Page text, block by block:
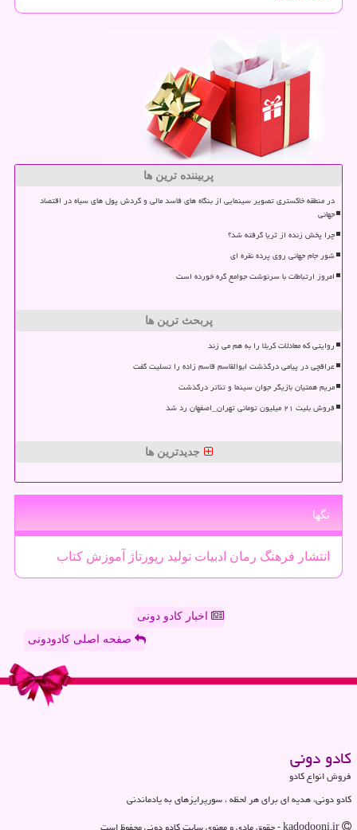
پربیننده ترین ها
در منطقه خاکستری تصویر سینمایی از بنگاه های فاسد مالی و گردش پول های سیاه در اقتصاد
جهانی
چرا پخش زنده از ثریا گرفته شد؟
شور جام جهانی روی پرده نقره ای
امروز ارتباطات با سرنوشت جوامع گره خورده است
پربحث ترین ها
روایتی که معادلات کربلا را به هم می زند
عراقچی در پیامی درگذشت ابوالقاسم قاسم زاده را تسلیت گفت
مریم همتیان بازیگر جوان سینما و تئاتر درگذشت
فروش بلیت ۲۱ میلیون تومانی تهران_اصفهان رد شد
جدیدترین ها
تگها
انتشار فرهنگ رمان ادبیات تولید رپورتاژ آموزش كتاب
اخبار کادو دونی
صفحه اصلی کادودونی
كادو دونی
فروش انواع کادو
کادو دونی، هدیه ای برای هر لحظه ، سورپرایزهای به یادماندنی